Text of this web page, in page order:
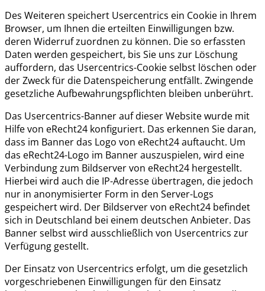
Des Weiteren speichert Usercentrics ein Cookie in Ihrem
Browser, um Ihnen die erteilten Einwilligungen bzw.
deren Widerruf zuordnen zu können. Die so erfassten
Daten werden gespeichert, bis Sie uns zur Löschung
auffordern, das Usercentrics-Cookie selbst löschen oder
der Zweck für die Datenspeicherung entfällt. Zwingende
gesetzliche Aufbewahrungspflichten bleiben unberührt.
Das Usercentrics-Banner auf dieser Website wurde mit
Hilfe von eRecht24 konfiguriert. Das erkennen Sie daran,
dass im Banner das Logo von eRecht24 auftaucht. Um
das eRecht24-Logo im Banner auszuspielen, wird eine
Verbindung zum Bildserver von eRecht24 hergestellt.
Hierbei wird auch die IP-Adresse übertragen, die jedoch
nur in anonymisierter Form in den Server-Logs
gespeichert wird. Der Bildserver von eRecht24 befindet
sich in Deutschland bei einem deutschen Anbieter. Das
Banner selbst wird ausschließlich von Usercentrics zur
Verfügung gestellt.
Der Einsatz von Usercentrics erfolgt, um die gesetzlich
vorgeschriebenen Einwilligungen für den Einsatz